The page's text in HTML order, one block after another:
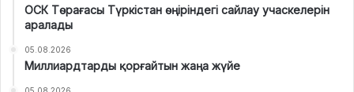
ОСК Төрағасы Түркістан өңіріндегі сайлау учаскелерін
аралады
05.08.2026
Миллиардтарды қорғайтын жаңа жүйе